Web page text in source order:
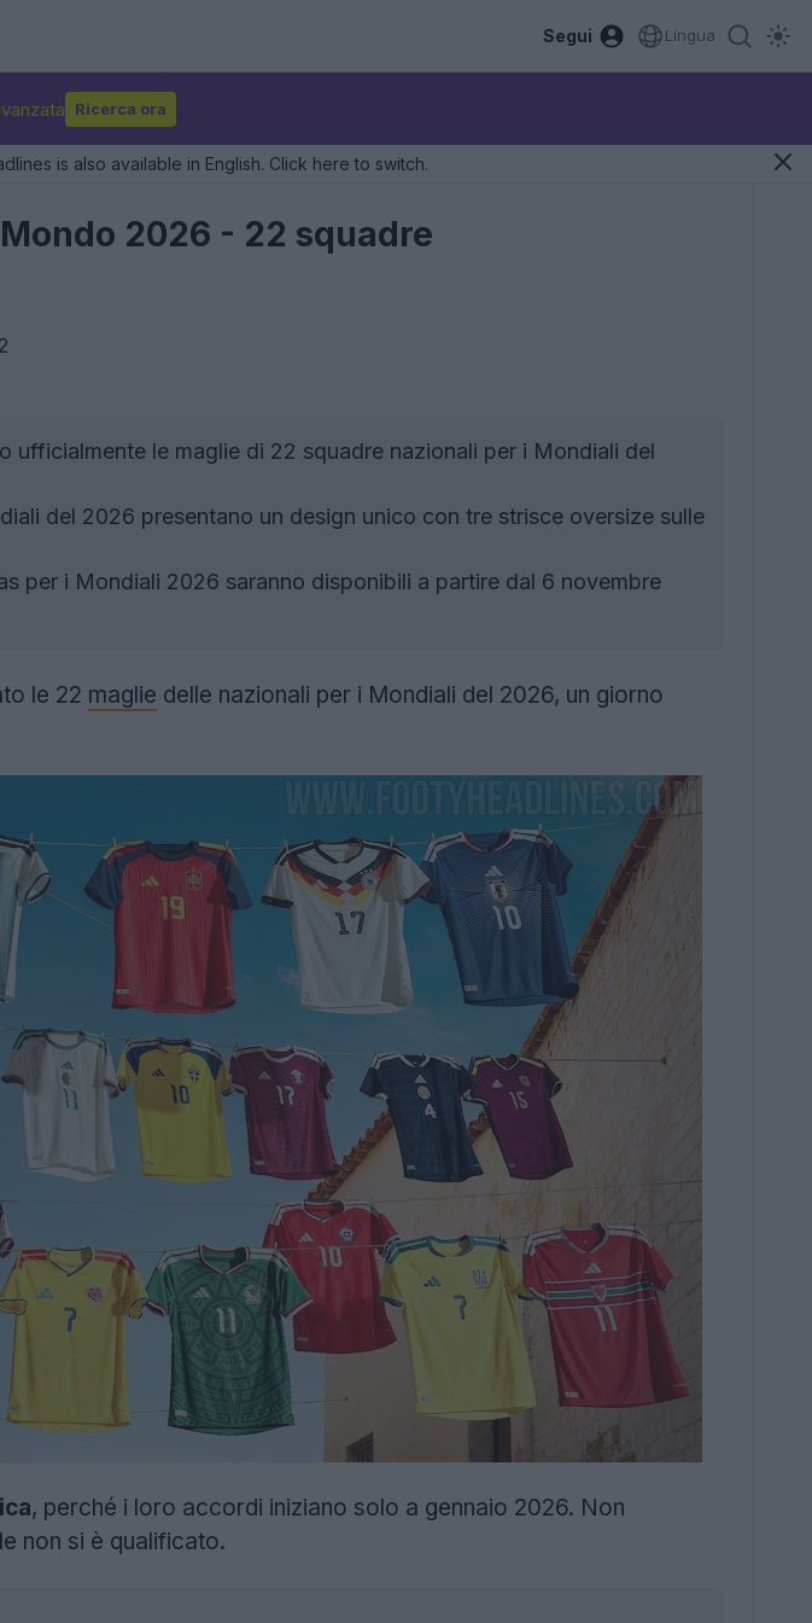
Segui Lingua
Ricerca ora
is also available in English. Click here to switch.
2026 - 22 squadre
ufficialmente le maglie di 22 squadre nazionali per i Mondiali del
del 2026 presentano un design unico con tre strisce oversize sulle
per i Mondiali 2026 saranno disponibili a partire dal 6 novembre
le 22 maglie delle nazionali per i Mondiali del 2026, un giorno
, perché i loro accordi iniziano solo a gennaio 2026. Non
non si è qualificato.